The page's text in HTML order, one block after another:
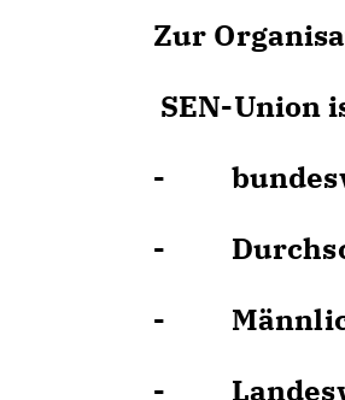
Zur
SEN-Union
-
-
- Männlich
-